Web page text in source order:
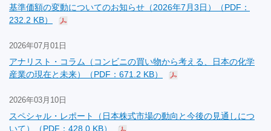
基準価額の変動についてのお知らせ（2026年7月3日）（PDF：
232.2 KB）
2026年07月01日
アナリスト・コラム（コンビニの買い物から考える、日本の化学
産業の現在と未来）（PDF：671.2 KB）
2026年03月10日
スペシャル・レポート（日本株式市場の動向と今後の見通しにつ
いて）（PDF：428.0 KB）